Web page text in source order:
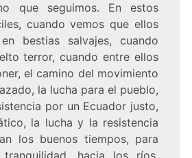
que seguimos. En estos
cuando vemos que ellos
bestias salvajes, cuando
terror, cuando entre ellos
el camino del movimiento
la lucha para el pueblo,
por un Ecuador justo,
la lucha y la resistencia
los buenos tiempos, para